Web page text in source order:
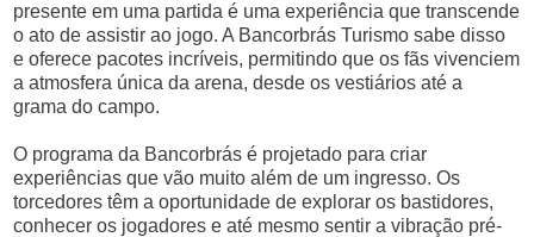
presente em uma partida é uma experiência que transcende
o ato de assistir ao jogo. A Bancorbrás Turismo sabe disso
e oferece pacotes incríveis, permitindo que os fãs vivenciem
a atmosfera única da arena, desde os vestiários até a
grama do campo.
O programa da Bancorbrás é projetado para criar
experiências que vão muito além de um ingresso. Os
torcedores têm a oportunidade de explorar os bastidores,
conhecer os jogadores e até mesmo sentir a vibração pré-